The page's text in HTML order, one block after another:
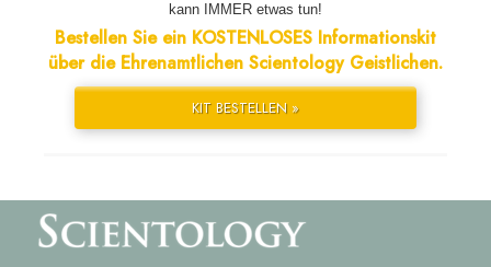
kann IMMER etwas tun!
Bestellen Sie ein KOSTENLOSES Informationskit
über die Ehrenamtlichen Scientology Geistlichen.
KIT BESTELLEN »